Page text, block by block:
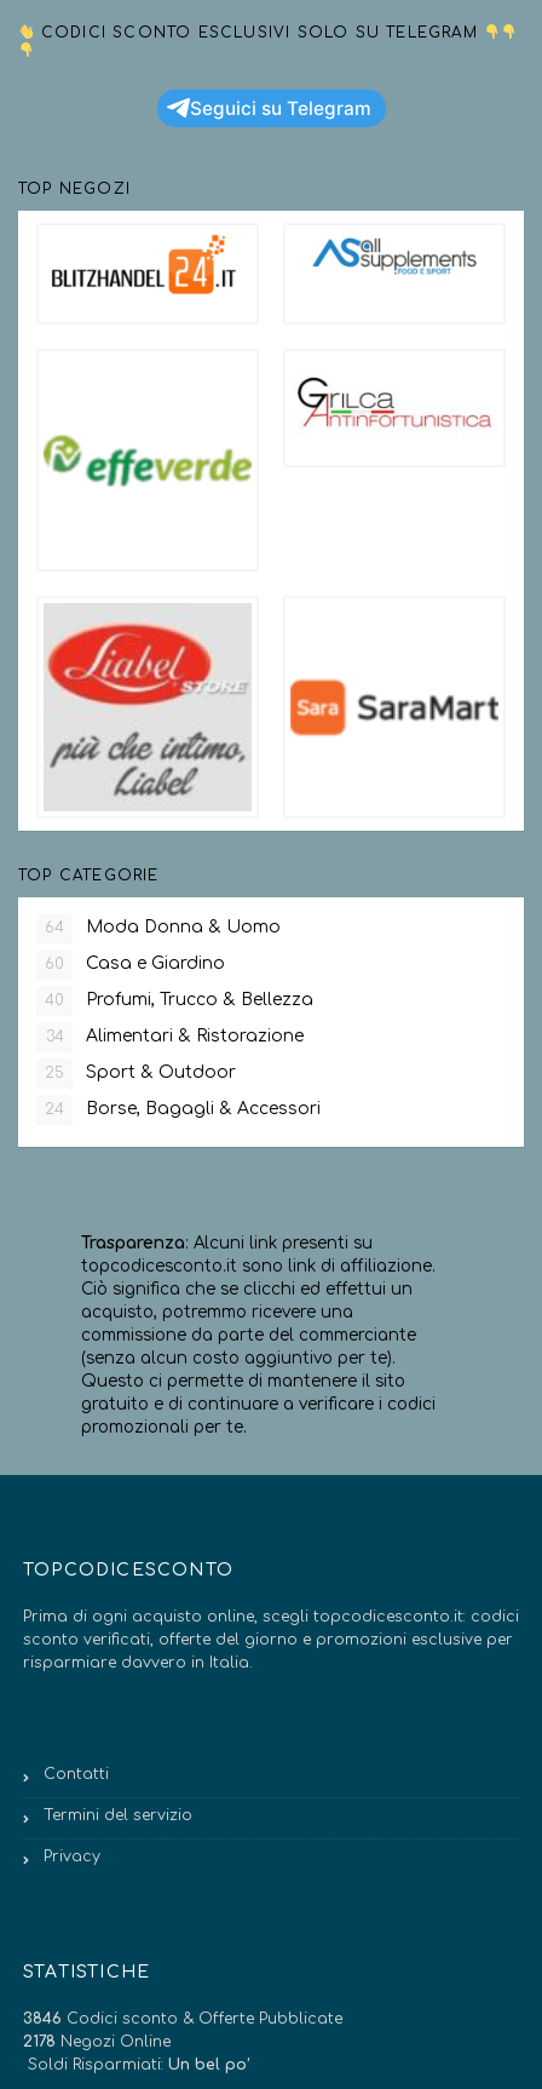
CODICI SCONTO ESCLUSIVI SOLO SU TELEGRAM
Seguici su Telegram
TOP NEGOZI
TOP CATEGORIE
64 Moda Donna & Uomo
60 Casa e Giardino
40 Profumi, Trucco & Bellezza
34 Alimentari & Ristorazione
25 Sport & Outdoor
24 Borse, Bagagli & Accessori
Trasparenza: Alcuni link presenti su
topcodicesconto.it sono link di affiliazione.
Ciò significa che se clicchi ed effettui un
acquisto, potremmo ricevere una
commissione da parte del commerciante
(senza alcun costo aggiuntivo per te).
Questo ci permette di mantenere il sito
gratuito e di continuare a verificare i codici
promozionali per te.
TOPCODICESCONTO
Prima di ogni acquisto online, scegli topcodicesconto.it: codici
sconto verificati, offerte del giorno e promozioni esclusive per
risparmiare davvero in Italia.
Contatti
Termini del servizio
Privacy
STATISTICHE
3846 Codici sconto & Offerte Pubblicate
2178 Negozi Online
Soldi Risparmiati: Un bel po’